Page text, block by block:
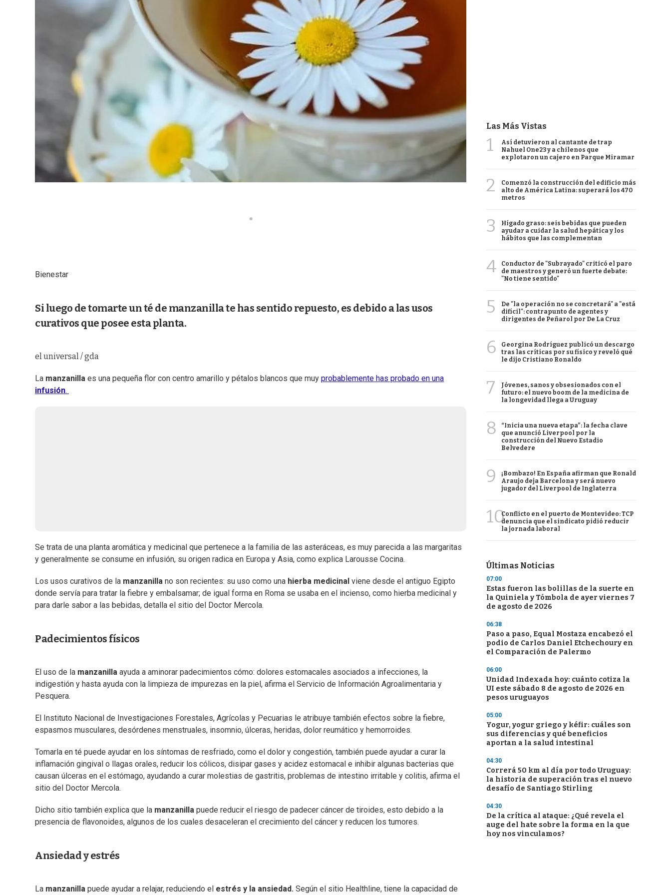
Bienestar
Si luego de tomarte un té de manzanilla te has sentido repuesto, es debido a las usos
curativos que posee esta planta.
el universal / gda
La manzanilla es una pequeña flor con centro amarillo y pétalos blancos que muy probablemente has probado en una
infusión.
Se trata de una planta aromática y medicinal que pertenece a la familia de las asteráceas, es muy parecida a las margaritas
y generalmente se consume en infusión, su origen radica en Europa y Asia, como explica Larousse Cocina.
Los usos curativos de la manzanilla no son recientes: su uso como una hierba medicinal viene desde el antiguo Egipto
donde servía para tratar la fiebre y embalsamar; de igual forma en Roma se usaba en el incienso, como hierba medicinal y
para darle sabor a las bebidas, detalla el sitio del Doctor Mercola.
Padecimientos físicos
El uso de la manzanilla ayuda a aminorar padecimientos cómo: dolores estomacales asociados a infecciones, la
indigestión y hasta ayuda con la limpieza de impurezas en la piel, afirma el Servicio de Información Agroalimentaria y
Pesquera.
El Instituto Nacional de Investigaciones Forestales, Agrícolas y Pecuarias le atribuye también efectos sobre la fiebre,
espasmos musculares, desórdenes menstruales, insomnio, úlceras, heridas, dolor reumático y hemorroides.
Tomarla en té puede ayudar en los síntomas de resfriado, como el dolor y congestión, también puede ayudar a curar la
inflamación gingival o llagas orales, reducir los cólicos, disipar gases y acidez estomacal e inhibir algunas bacterias que
causan úlceras en el estómago, ayudando a curar molestias de gastritis, problemas de intestino irritable y colitis, afirma el
sitio del Doctor Mercola.
Dicho sitio también explica que la manzanilla puede reducir el riesgo de padecer cáncer de tiroides, esto debido a la
presencia de flavonoides, algunos de los cuales desaceleran el crecimiento del cáncer y reducen los tumores.
Ansiedad y estrés
La manzanilla puede ayudar a relajar, reduciendo el estrés y la ansiedad. Según el sitio Healthline, tiene la capacidad de
Las Más Vistas
1
Así detuvieron al cantante de trap
Nahuel One23 y a chilenos que
explotaron un cajero en Parque Miramar
2
Comenzó la construcción del edificio más
alto de América Latina: superará los 470
metros
3
Hígado graso: seis bebidas que pueden
ayudar a cuidar la salud hepática y los
hábitos que las complementan
4
Conductor de "Subrayado" criticó el paro
de maestros y generó un fuerte debate:
"No tiene sentido"
5
De "la operación no se concretará" a "está
difícil": contrapunto de agentes y
dirigentes de Peñarol por De La Cruz
6
Georgina Rodríguez publicó un descargo
tras las críticas por su físico y reveló qué
le dijo Cristiano Ronaldo
7
Jóvenes, sanos y obsesionados con el
futuro: el nuevo boom de la medicina de
la longevidad llega a Uruguay
8
“Inicia una nueva etapa”: la fecha clave
que anunció Liverpool por la
construcción del Nuevo Estadio
Belvedere
9
¡Bombazo! En España afirman que Ronald
Araujo deja Barcelona y será nuevo
jugador del Liverpool de Inglaterra
10Conflicto en el puerto de Montevideo: TCP
denuncia que el sindicato pidió reducir
la jornada laboral
Últimas Noticias
07:00
Estas fueron las bolillas de la suerte en
la Quiniela y Tómbola de ayer viernes 7
de agosto de 2026
06:38
Paso a paso, Equal Mostaza encabezó el
podio de Carlos Daniel Etchechoury en
el Comparación de Palermo
06:00
Unidad Indexada hoy: cuánto cotiza la
UI este sábado 8 de agosto de 2026 en
pesos uruguayos
05:00
Yogur, yogur griego y kéfir: cuáles son
sus diferencias y qué beneficios
aportan a la salud intestinal
04:30
Correrá 50 km al día por todo Uruguay:
la historia de superación tras el nuevo
desafío de Santiago Stirling
04:30
De la crítica al ataque: ¿Qué revela el
auge del hate sobre la forma en la que
hoy nos vinculamos?